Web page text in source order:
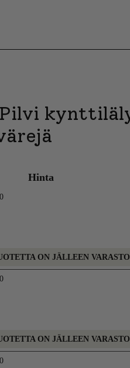
Hinta
ON JÄLLEEN
ON JÄLLEEN